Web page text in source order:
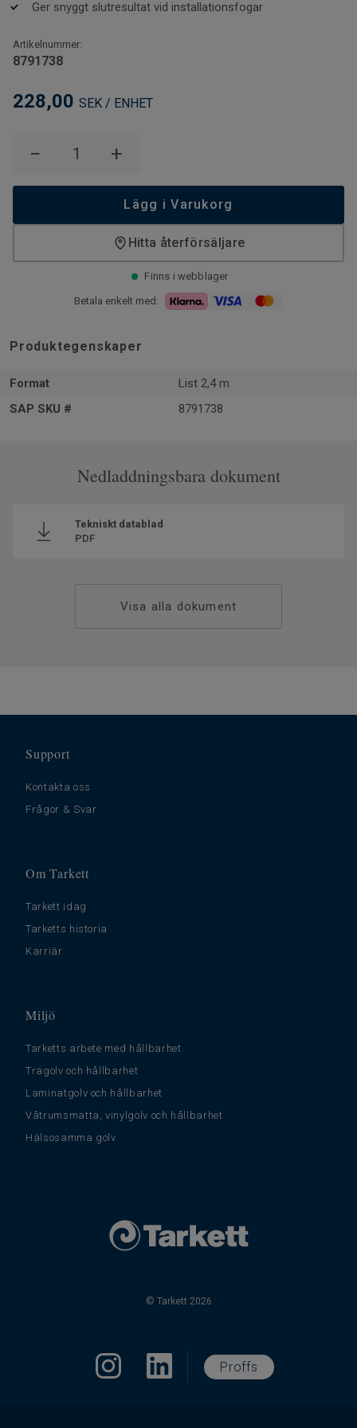
Ger snyggt slutresultat vid installationsfogar
Artikelnummer:
8791738
228,00 SEK / ENHET
− +
Lägg i Varukorg
Hitta återförsäljare
Finns i webblager
Betala enkelt med:
Produktegenskaper
Format
List 2,4 m
SAP SKU #
8791738
Nedladdningsbara dokument
Tekniskt datablad
PDF
Visa alla dokument
Support
Kontakta oss
Frågor & Svar
Om Tarkett
Tarkett idag
Tarketts historia
Karriär
Miljö
Tarketts arbete med hållbarhet
Trägolv och hållbarhet
Laminatgolv och hållbarhet
Våtrumsmatta, vinylgolv och hållbarhet
Hälsosamma golv
© Tarkett 2026
Proffs